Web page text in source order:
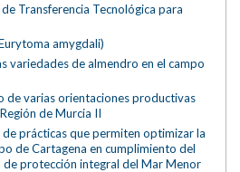
Transferencia Tecnológica para
amygdali)
variedades de almendro en el campo
de varias orientaciones productivas
de Murcia II
prácticas que permiten optimizar la
de Cartagena en cumplimiento del
protección integral del Mar Menor